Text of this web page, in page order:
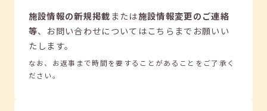
施設情報の新規掲載または施設情報変更のご連絡
等、 お問い合わせについてはこちらまでお願いい
たします。
なお、お返事まで時間を要することがあることをご了承く
ださい。